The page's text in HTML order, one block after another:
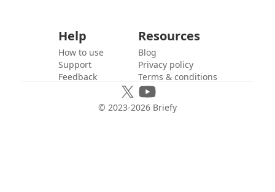
Help
How to use
Support
Feedback
Resources
Blog
Privacy policy
Terms & conditions
© 2023-2026 Briefy